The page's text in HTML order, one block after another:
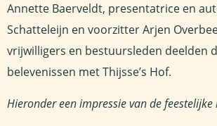
Annette Baerveldt, presentatrice en
Schatteleijn en voorzitter Arjen
vrijwilligers en bestuursleden deelden
belevenissen met Thijsse’s Hof.
Hieronder een impressie van de feestelijke